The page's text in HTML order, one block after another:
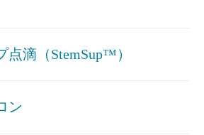
点滴（StemSup™）
ン